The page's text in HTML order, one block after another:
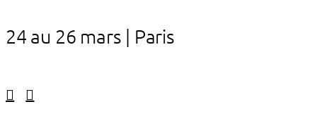
24 au 26 mars | Paris